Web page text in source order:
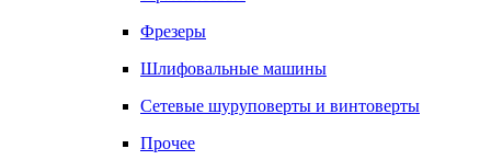
Фрезеры
Шлифовальные машины
Сетевые шуруповерты и винтоверты
Прочее